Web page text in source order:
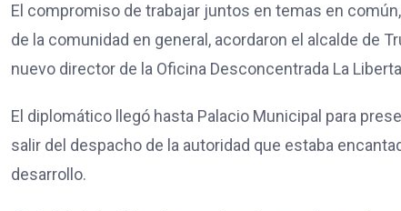
El compromiso de trabajar juntos en temas en
de la comunidad en general, acordaron el alcalde de
nuevo director de la Oficina Desconcentrada La
El diplomático llegó hasta Palacio Municipal para
salir del despacho de la autoridad que estaba
desarrollo.